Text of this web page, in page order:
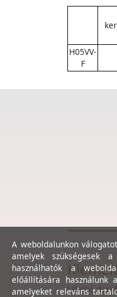
H05VV-
F
Utolsó
A weboldalunkon
amelyek szükségesek
használhatók a
előállítására használunk
amelyeket releváns